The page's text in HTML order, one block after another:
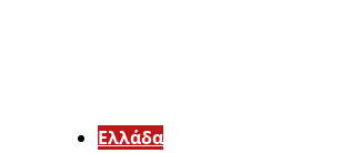
Ελλάδα